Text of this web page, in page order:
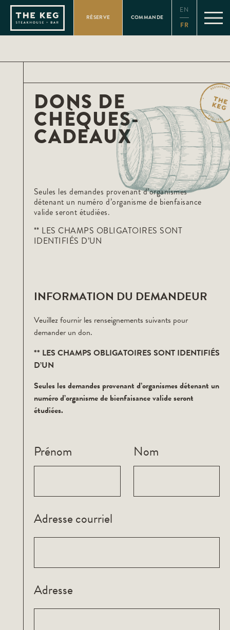
Please
note:
website
includes
system.
RÉSERVE COMMANDE
EN
FR
DONS DE
CHÈQUES-
CADEAUX
Seules les demandes provenant d’organismes
détenant un numéro d’organisme de bienfaisance
valide seront étudiées.
** LES CHAMPS OBLIGATOIRES SONT
IDENTIFIÉS D’UN